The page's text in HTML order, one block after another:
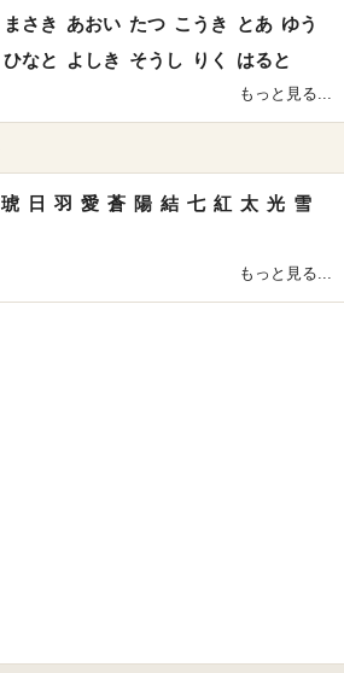
まさき あおい たつ こうき とあ ゆう
ひなと よしき そうし りく はると
もっと見る...
琥 日 羽 愛 蒼 陽 結 七 紅 太 光 雪
もっと見る...